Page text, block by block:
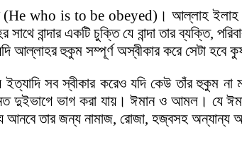
(He who is to be obeyed)। আল্লাহ ইলাহ
বান্দার একটি চুক্তি যে বান্দা তার
আল্লাহর হুকুম সম্পূর্ণ অস্বীকার করে সেটা হবে
ইত্যাদি সব স্বীকার করেও যদি কেউ তাঁর হুকুম
দুইভাগে ভাগ করা যায়। ঈমান ও আমল।
আনবে তার জন্য নামাজ, রোজা, হজ্বসহ অন্যান্য